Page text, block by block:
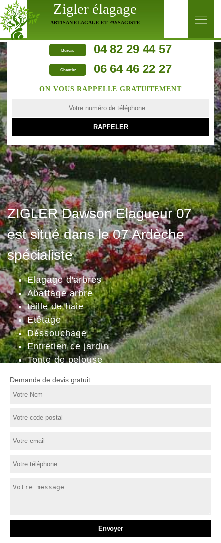
Zigler élagage
ARTISAN ELAGAGE ET PAYSAGISTE
Bureau 04 82 29 44 57
Chantier 06 64 46 22 27
ZIGLER Dawson Elagueur 07
est situé dans le 07 Ardèche
spécialiste
Elagage d'arbres
Abattage arbre
taille de haie
Etêtage
Déssouchage
Entretien de jardin
Tonte de pelouse
ON VOUS RAPPELLE GRATUITEMENT
Demande de devis gratuit